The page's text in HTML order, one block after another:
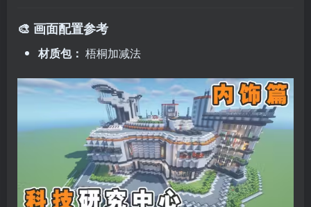
🎨 画面配置参考
材质包： 梧桐加减法